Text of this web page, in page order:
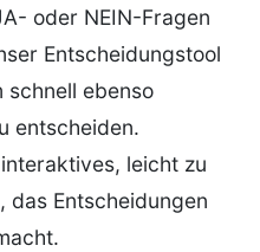
oder NEIN-Fragen
Entscheidungstool
schnell ebenso
entscheiden.
leicht zu
das Entscheidungen